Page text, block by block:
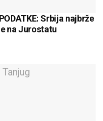
Srbija najbrže
na Jurostatu